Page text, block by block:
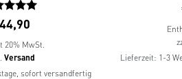
5
44,90
20% MwSt.
Versand
sofort versandfertig
Lieferzeit: 1-3